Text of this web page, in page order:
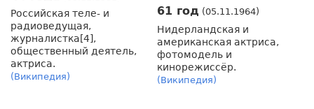
Российская теле- и
радиоведущая,
журналистка[4],
общественный деятель,
актриса.
(Википедия)
61 год (05.11.1964)
Нидерландская и
американская актриса,
фотомодель и
кинорежиссёр.
(Википедия)